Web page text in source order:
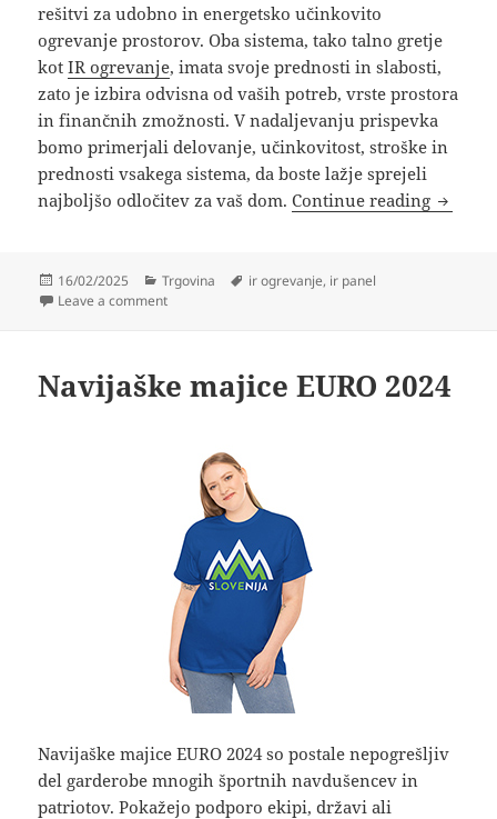
rešitvi za udobno in energetsko učinkovito
ogrevanje prostorov. Oba sistema, tako talno gretje
kotIR ogrevanje, imata svoje prednosti in slabosti,
zato je izbira odvisna od vaših potreb, vrste prostora
in finančnih zmožnosti. V nadaljevanju prispevka
bomo primerjali delovanje, učinkovitost, stroške in
prednosti vsakega sistema, da boste lažje sprejeli
najboljšo odločitev za vaš dom.Continue reading
Posted
on
16/02/2025 Categories
Trgovina Tags
ir ogrevanje, ir panel
Leave a commenton Primerjava IR ogrevanja in talnega gretja: Kaj je
Navijaške majice EURO 2024
Navijaške majice EURO 2024 so postale nepogrešljiv
del garderobe mnogih športnih navdušencev in
patriotov. Pokažejo podporo ekipi, državi ali